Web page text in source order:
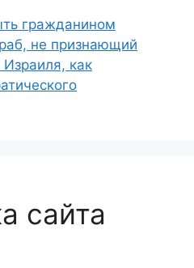
гражданином
не признающий
как
сайта